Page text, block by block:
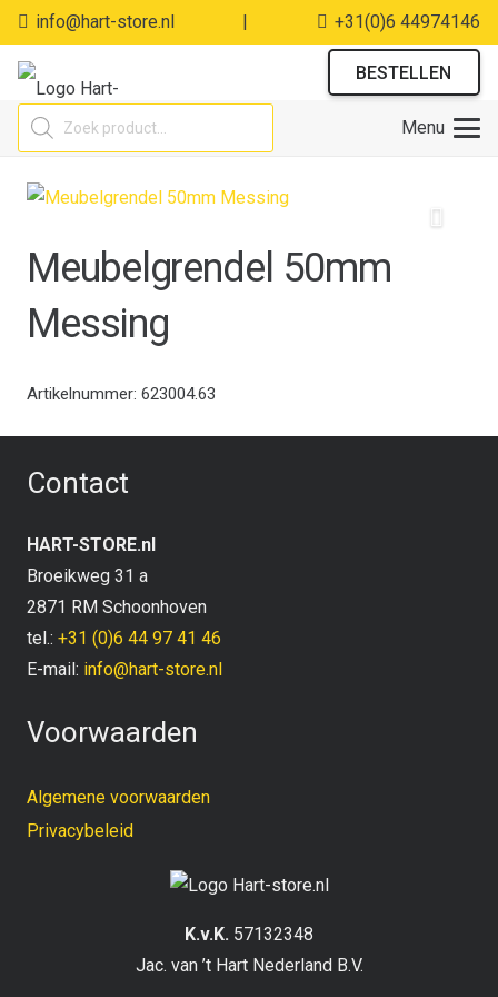
info@hart-store.nl | +31(0)6 44974146
BESTELLEN
Producten
zoeken
Menu
Meubelgrendel 50mm
Messing
Artikelnummer: 623004.63
Contact
HART-STORE.nl
Broeikweg 31 a
2871 RM Schoonhoven
tel.: +31 (0)6 44 97 41 46
E-mail: info@hart-store.nl
Voorwaarden
Algemene voorwaarden
Privacybeleid
K.v.K. 57132348
Jac. van ’t Hart Nederland B.V.